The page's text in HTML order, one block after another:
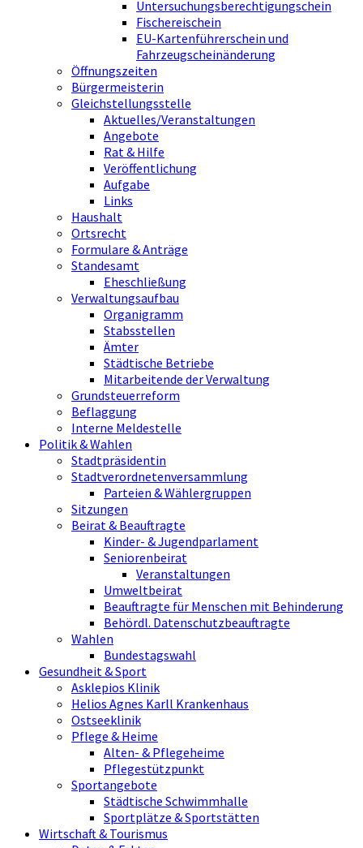
Untersuchungsberechtigungschein
Fischereischein
EU-Kartenführerschein und
Fahrzeugscheinänderung
Öffnungszeiten
Bürgermeisterin
Gleichstellungsstelle
Aktuelles/Veranstaltungen
Angebote
Rat & Hilfe
Veröffentlichung
Aufgabe
Links
Haushalt
Ortsrecht
Formulare & Anträge
Standesamt
Eheschließung
Verwaltungsaufbau
Organigramm
Stabsstellen
Ämter
Städtische Betriebe
Mitarbeitende der Verwaltung
Grundsteuerreform
Beflaggung
Interne Meldestelle
Politik & Wahlen
Stadtpräsidentin
Stadtverordnetenversammlung
Parteien & Wählergruppen
Sitzungen
Beirat & Beauftragte
Kinder- & Jugendparlament
Seniorenbeirat
Veranstaltungen
Umweltbeirat
Beauftragte für Menschen mit Behinderung
Behördl. Datenschutzbeauftragte
Wahlen
Bundestagswahl
Gesundheit & Sport
Asklepios Klinik
Helios Agnes Karll Krankenhaus
Ostseeklinik
Pflege & Heime
Alten- & Pflegeheime
Pflegestützpunkt
Sportangebote
Städtische Schwimmhalle
Sportplätze & Sportstätten
Wirtschaft & Tourismus